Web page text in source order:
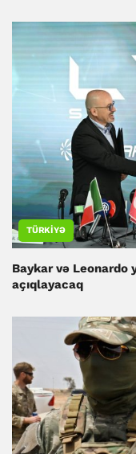
TÜRKIYƏ
Baykar və
açıqlayacaq